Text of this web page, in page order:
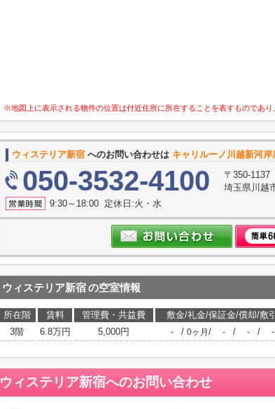
※地図上に表示される物件の位置は付近住所に所在することを表すものであり
ウィステリア新宿 へのお問い合わせは キャリルーノ川越新河
050-3532-4100
〒350-1137
埼玉県川越
9:30～18:00 定休日:火・水
ウィステリア新宿の空室情報
所在階 賃料 管理費・共益費 敷金/礼金/保証金/償却/敷引
3階
6.8万円 5,000円 - / 0ヶ月 / - / - / -
ウィステリア新宿へのお問い合わせ